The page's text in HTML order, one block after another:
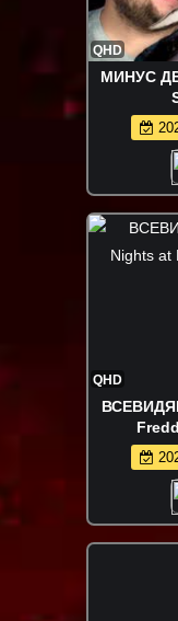
QHD
МИНУС
QHD